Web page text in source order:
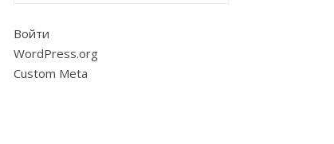
Войти
WordPress.org
Custom Meta